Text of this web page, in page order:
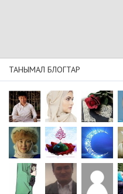
ТАНЫМАЛ БЛОГТАР